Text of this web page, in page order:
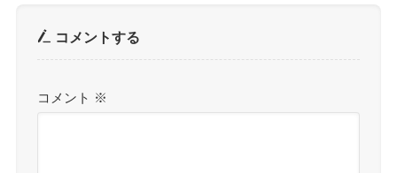
コメントする
コメント ※